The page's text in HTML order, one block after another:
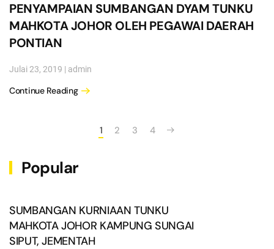
PENYAMPAIAN SUMBANGAN DYAM TUNKU
MAHKOTA JOHOR OLEH PEGAWAI DAERAH
PONTIAN
Julai 23, 2019 | admin
Continue Reading
1 2 3 4
Popular
SUMBANGAN KURNIAAN TUNKU
MAHKOTA JOHOR KAMPUNG SUNGAI
SIPUT, JEMENTAH